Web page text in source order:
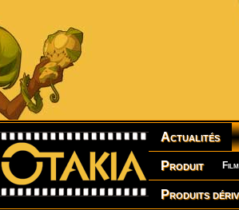
Actualités
Produit
Produits